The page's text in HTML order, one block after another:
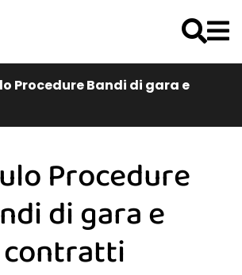
Procedure Bandi di gara e
Procedure
di gara e
contratti